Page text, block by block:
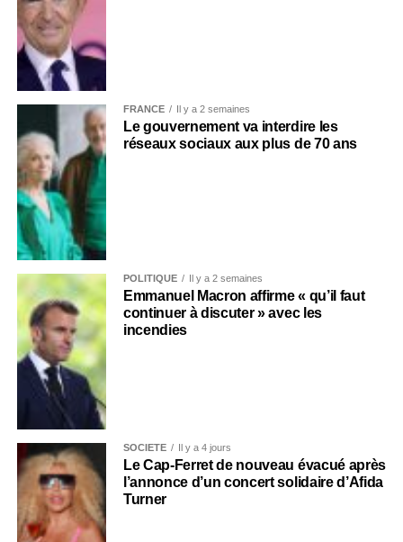
FRANCE Il y a 2 semaines
Le gouvernement va interdire les
réseaux sociaux aux plus de 70 ans
POLITIQUE Il y a 2 semaines
Emmanuel Macron affirme « qu’il faut
continuer à discuter » avec les
incendies
SOCIÉTÉ Il y a 4 jours
Le Cap-Ferret de nouveau évacué après
l’annonce d’un concert solidaire d’Afida
Turner